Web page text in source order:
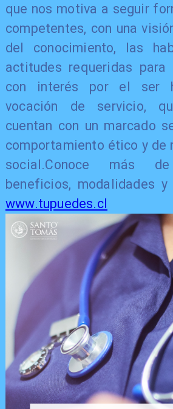
que nos motiva a seguir
competentes, con una
del conocimiento, las
actitudes requeridas para
con interés por el ser
vocación de servicio,
cuentan con un marcado
comportamiento ético y de
social.Conoce más
beneficios, modalidades
www.tupuedes.cl